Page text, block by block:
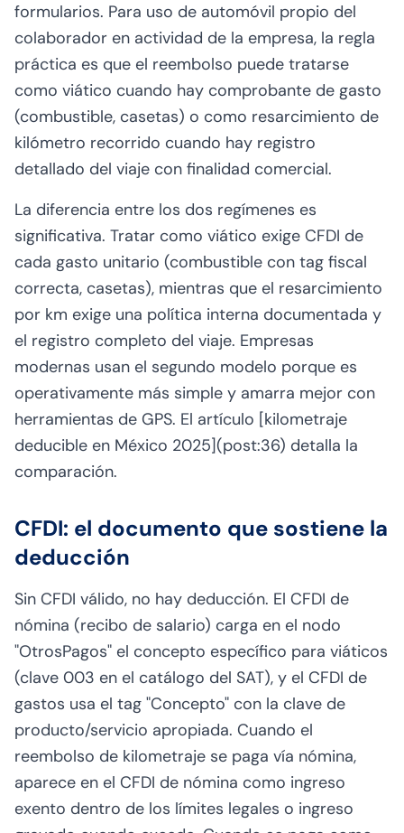
formularios. Para uso de automóvil propio del
colaborador en actividad de la empresa, la regla
práctica es que el reembolso puede tratarse
como viático cuando hay comprobante de gasto
(combustible, casetas) o como resarcimiento de
kilómetro recorrido cuando hay registro
detallado del viaje con finalidad comercial.
La diferencia entre los dos regímenes es
significativa. Tratar como viático exige CFDI de
cada gasto unitario (combustible con tag fiscal
correcta, casetas), mientras que el resarcimiento
por km exige una política interna documentada y
el registro completo del viaje. Empresas
modernas usan el segundo modelo porque es
operativamente más simple y amarra mejor con
herramientas de GPS. El artículo [kilometraje
deducible en México 2025](post:36) detalla la
comparación.
CFDI: el documento que sostiene la
deducción
Sin CFDI válido, no hay deducción. El CFDI de
nómina (recibo de salario) carga en el nodo
"OtrosPagos" el concepto específico para viáticos
(clave 003 en el catálogo del SAT), y el CFDI de
gastos usa el tag "Concepto" con la clave de
producto/servicio apropiada. Cuando el
reembolso de kilometraje se paga vía nómina,
aparece en el CFDI de nómina como ingreso
exento dentro de los límites legales o ingreso